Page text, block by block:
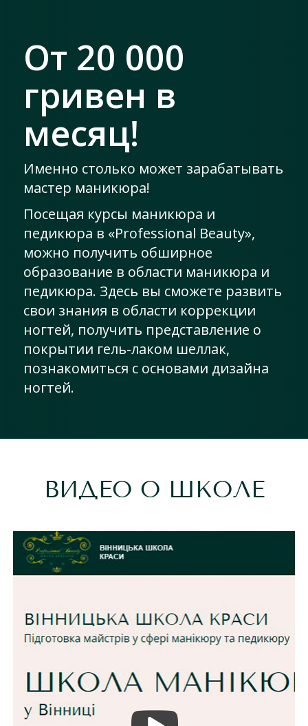
Для заказа обратного звонка
оставьте телефон
От 20 000
гривен в
месяц!
Именно столько может зарабатывать
мастер маникюра!
Посещая курсы маникюра и
педикюра в «Professional Beauty»,
можно получить обширное
образование в области маникюра и
педикюра. Здесь вы сможете развить
свои знания в области коррекции
ногтей, получить представление о
покрытии гель-лаком шеллак,
познакомиться с основами дизайна
ногтей.
ВИДЕО О ШКОЛЕ